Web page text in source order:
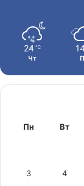
24 ℃
Чт
Пн Вт
3 4